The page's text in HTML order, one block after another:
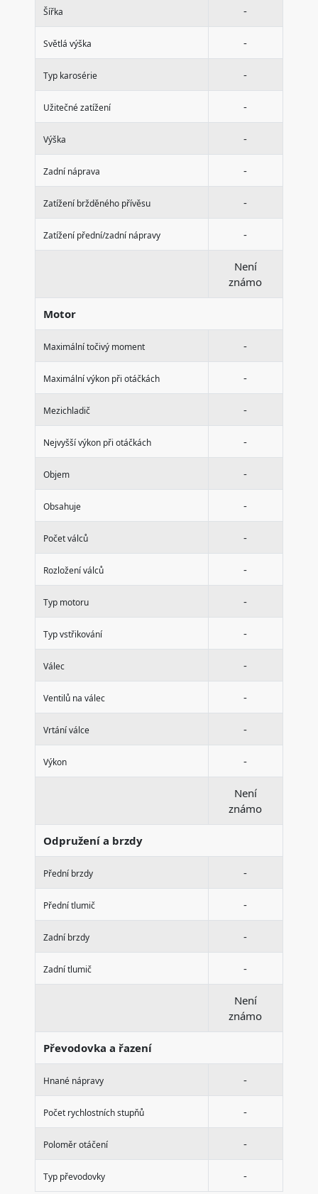
Šířka -
Světlá výška -
Typ karosérie -
Užitečné zatížení -
Výška -
Zadní náprava -
Zatížení bržděného přívěsu -
Zatížení přední/zadní nápravy -
Není
známo
Motor
Maximální točivý moment -
Maximální výkon při otáčkách -
Mezichladič -
Nejvyšší výkon při otáčkách -
Objem -
Obsahuje -
Počet válců -
Rozložení válců -
Typ motoru -
Typ vstřikování -
Válec -
Ventilů na válec -
Vrtání válce -
Výkon -
Není
známo
Odpružení a brzdy
Přední brzdy -
Přední tlumič -
Zadní brzdy -
Zadní tlumič -
Není
známo
Převodovka a řazení
Hnané nápravy -
Počet rychlostních stupňů -
Poloměr otáčení -
Typ převodovky -